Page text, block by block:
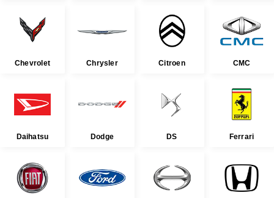
Chevrolet Chrysler Citroen CMC
Daihatsu Dodge DS Ferrari